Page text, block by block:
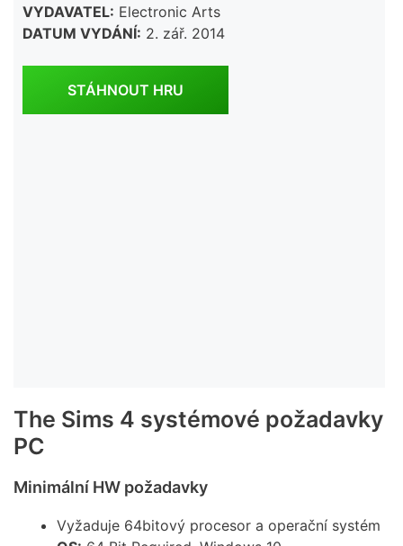
VYDAVATEL: Electronic Arts
DATUM VYDÁNÍ: 2. zář. 2014
STÁHNOUT HRU
The Sims 4 systémové požadavky
PC
Minimální HW požadavky
Vyžaduje 64bitový procesor a operační systém